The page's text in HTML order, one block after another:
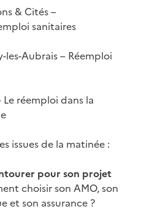
& Cités –
sanitaires
les-Aubrais – Réemploi
Le réemploi dans la
issues de la matinée :
pour son projet
choisir son AMO, son
et son assurance ?